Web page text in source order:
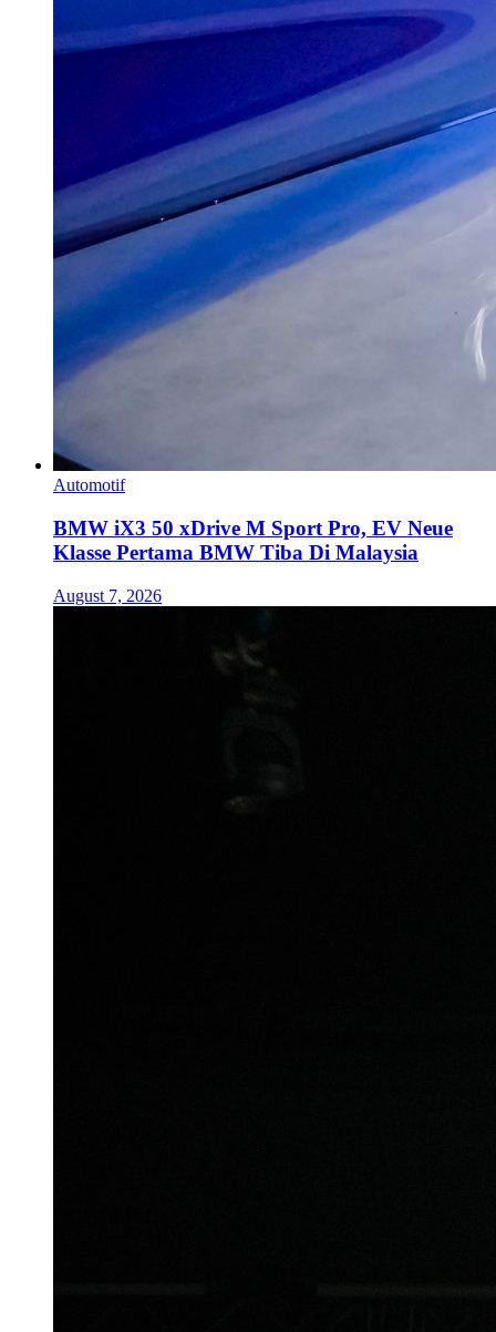
Automotif
BMW iX3 50 xDrive M Sport Pro, EV Neue
Klasse Pertama BMW Tiba Di Malaysia
August 7, 2026